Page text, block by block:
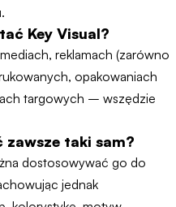
Key Visual?
reklamach (zarówno
opakowaniach
targowych – wszędzie
zawsze taki sam?
dostosowywać go do
jednak